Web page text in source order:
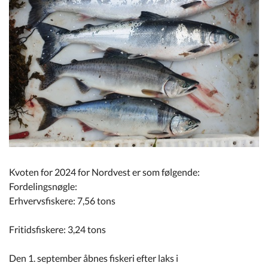
Kommuneplan
Om Kommunen
Kvoten for 2024 for Nordvest er som følgende:
Fordelingsnøgle:
Erhvervsfiskere: 7,56 tons
Fritidsfiskere: 3,24 tons
Den 1. september åbnes fiskeri efter laks i